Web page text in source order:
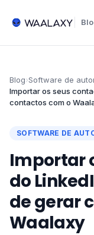
Blog›Software de
Importar os seus
contactos com o
SOFTWARE DE
Importar
do
de gerar
Waalaxy